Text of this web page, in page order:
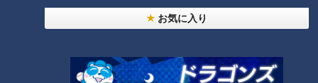
お気に入り
備だった。
死２、３塁の大ピンチに、代打の松山竜平が打ち上げた３塁フ